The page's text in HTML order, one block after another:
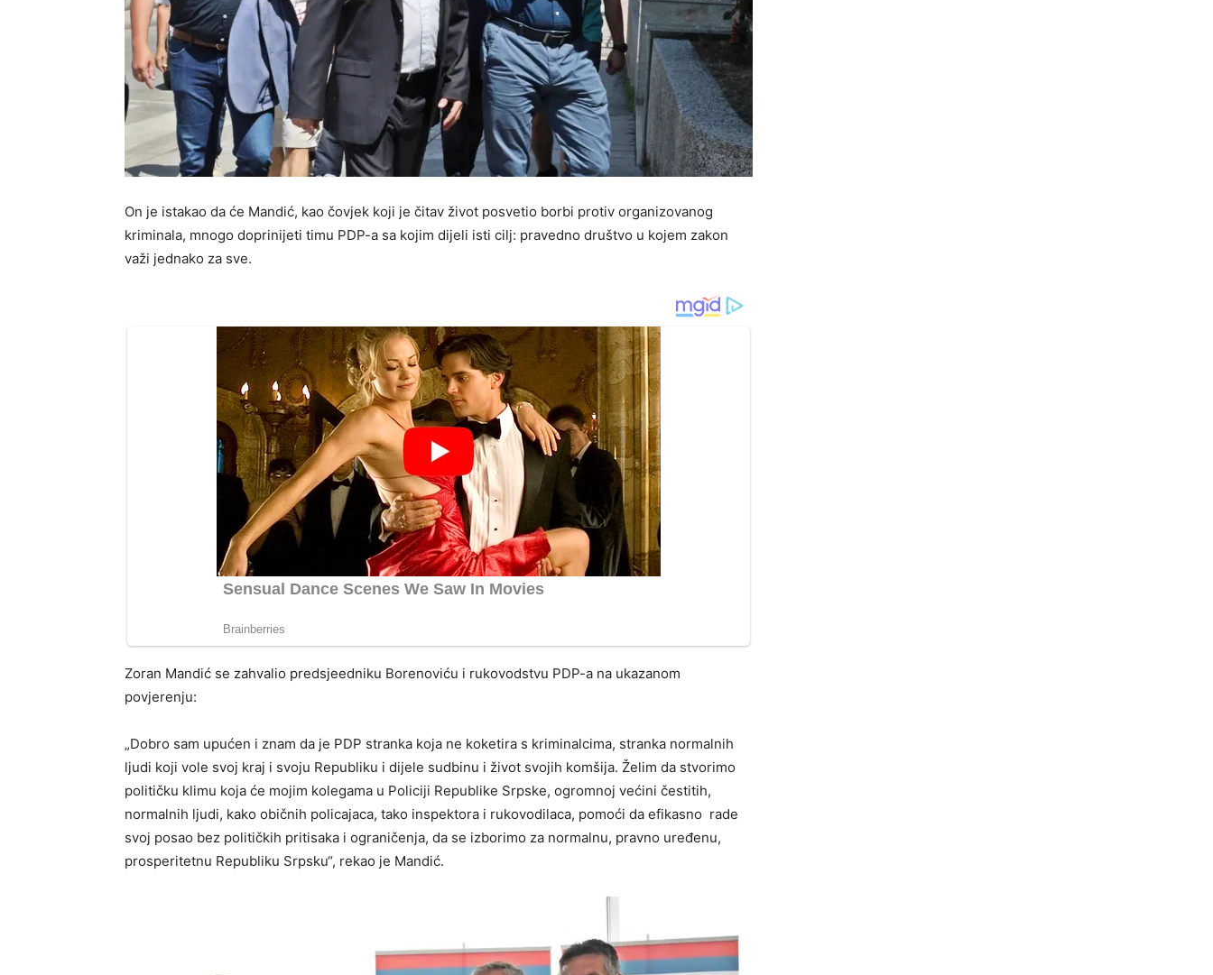
On je istakao da će Mandić, kao čovjek koji je čitav život posvetio borbi protiv organizovanog
kriminala, mnogo doprinijeti timu PDP-a sa kojim dijeli isti cilj: pravedno društvo u kojem zakon
važi jednako za sve.
Zoran Mandić se zahvalio predsjeedniku Borenoviću i rukovodstvu PDP-a na ukazanom
povjerenju:
„Dobro sam upućen i znam da je PDP stranka koja ne koketira s kriminalcima, stranka normalnih
ljudi koji vole svoj kraj i svoju Republiku i dijele sudbinu i život svojih komšija. Želim da stvorimo
političku klimu koja će mojim kolegama u Policiji Republike Srpske, ogromnoj većini čestitih,
normalnih ljudi, kako običnih policajaca, tako inspektora i rukovodilaca, pomoći da efikasno rade
svoj posao bez političkih pritisaka i ograničenja, da se izborimo za normalnu, pravno uređenu,
prosperitetnu Republiku Srpsku“, rekao je Mandić.